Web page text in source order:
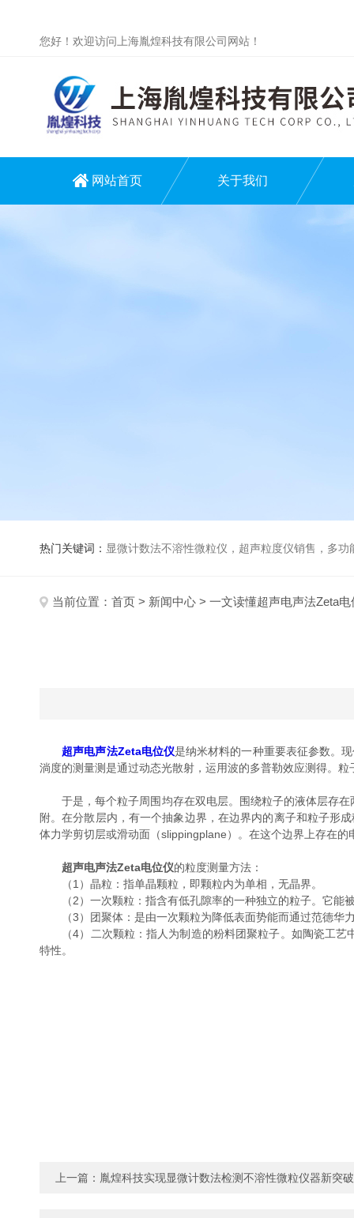
您好！欢迎访问上海胤煌科技有限公司网站！
网站首页 关于我们
热门关键词： 显微计数法不溶性微粒仪，超声粒度仪销售，多功能超声粒度分析仪，粒度及
当前位置： 首页 > 新闻中心 > 一文读懂超声电声法Zeta电
超声电声法Zeta电位仪是纳米材料的一种重要表征参数。
淌度的测量测是通过动态光散射，运用波的多普勒效应测得。
于是，每个粒子周围均存在双电层。围绕粒子的液体层存在
附。在分散层内，有一个抽象边界，在边界内的离子和粒子形
体力学剪切层或滑动面（slippingplane）。在这个边界上存在的
超声电声法Zeta电位仪的粒度测量方法：
（1）晶粒：指单晶颗粒，即颗粒内为单相，无晶界。
（2）一次颗粒：指含有低孔隙率的一种独立的粒子。它能
（3）团聚体：是由一次颗粒为降低表面势能而通过范德华
（4）二次颗粒：指人为制造的粉料团聚粒子。如陶瓷工艺中
特性。
上一篇： 胤煌科技实现显微计数法检测不溶性微粒仪器新突